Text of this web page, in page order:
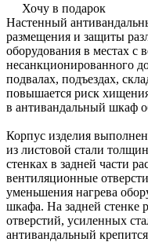
Хочу в подарок
Настенный
размещения и защиты
оборудования в местах с
несанкционированного
подвалах, подъездах,
повышается риск
в антивандальный шкаф
Корпус изделия
из листовой стали
стенках в задней части
вентиляционные
уменьшения нагрева
шкафа. На задней стенке
отверстий, усиленных
антивандальный